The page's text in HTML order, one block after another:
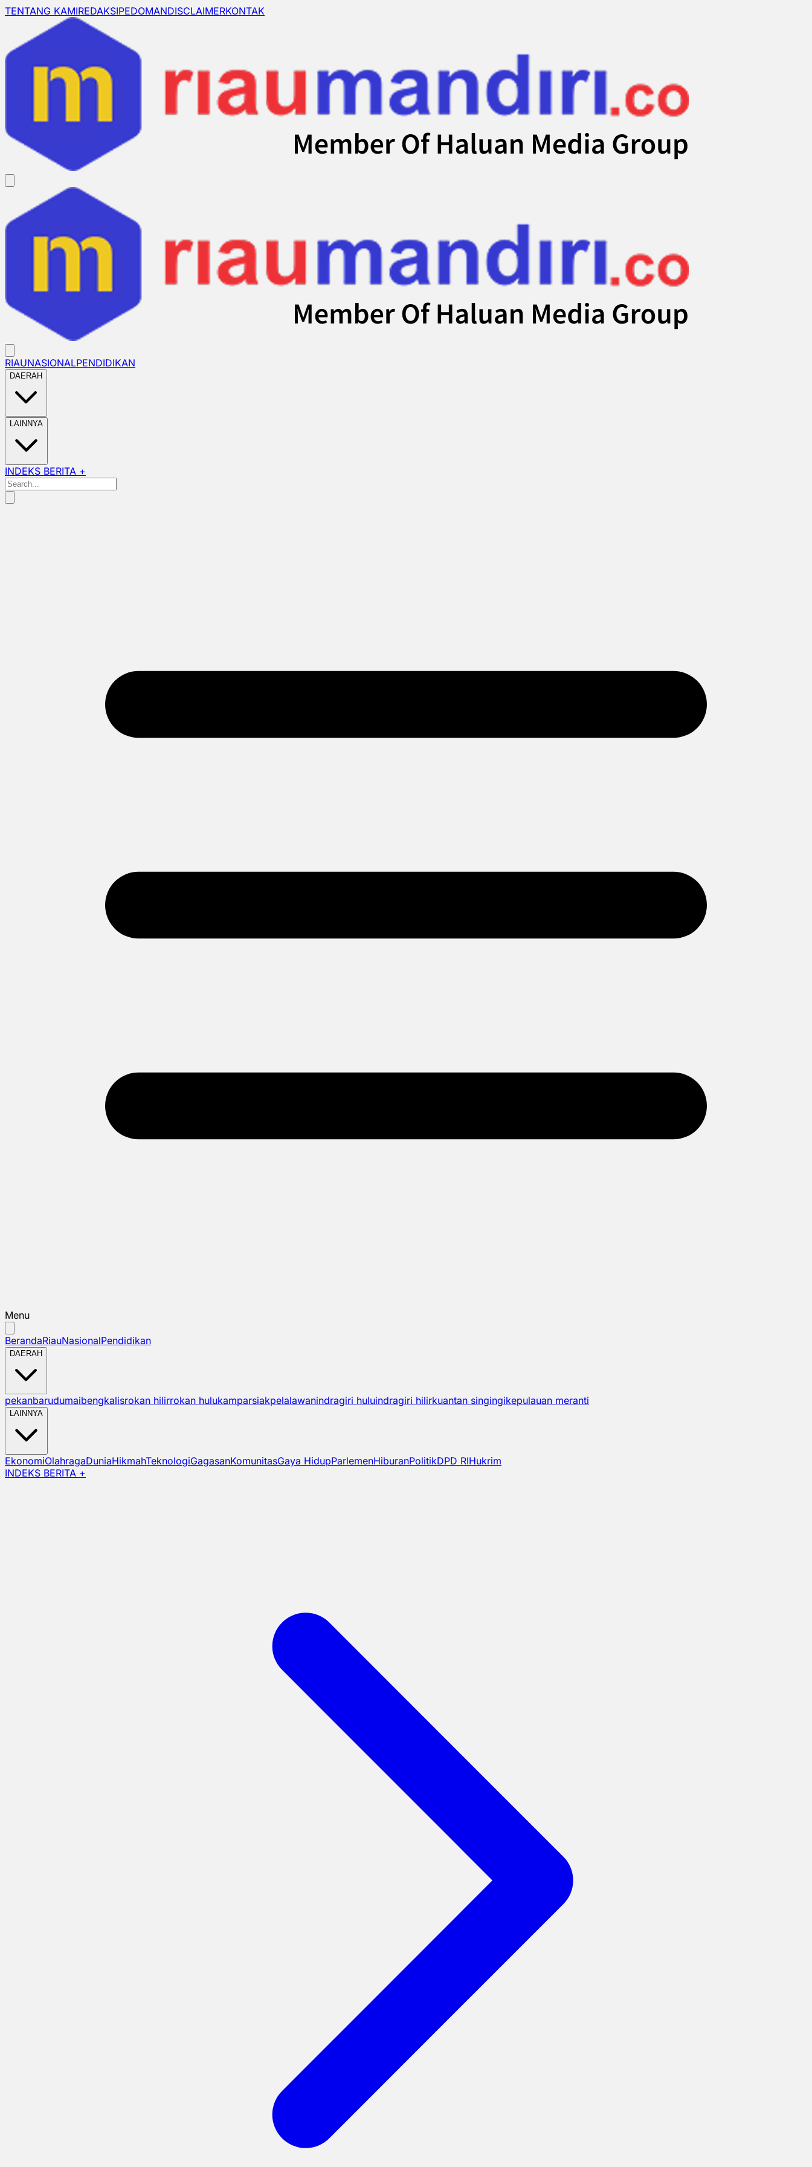
TENTANG KAMIREDAKSIPEDOMANDISCLAIMERKONTAK
RIAUNASIONALPENDIDIKAN
DAERAH
LAINNYA
INDEKS BERITA +
Menu
BerandaRiauNasionalPendidikan
DAERAH
pekanbarudumaibengkalisrokan hilirrokan hulukamparsiakpelalawanindragiri huluindragiri hilirkuantan singingikepulauan meranti
LAINNYA
EkonomiOlahragaDuniaHikmahTeknologiGagasanKomunitasGaya HidupParlemenHiburanPolitikDPD RIHukrim
INDEKS BERITA +